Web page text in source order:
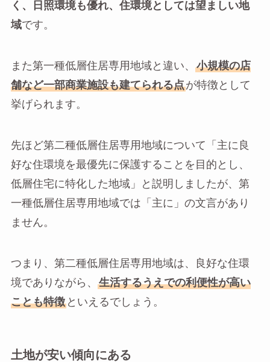
く、日照環境も優れ、住環境としては望ましい地
域です。
また第一種低層住居専用地域と違い、
小規模の店
舗など一部商業施設も建てられる点が特徴として
挙げられます。
先ほど第二種低層住居専用地域について「主に良
好な住環境を最優先に保護することを目的とし、
低層住宅に特化した地域」と説明しましたが、第
一種低層住居専用地域では「主に」の文言があり
ません。
つまり、第二種低層住居専用地域は、良好な住環
境でありながら、
生活するうえでの利便性が高い
ことも特徴といえるでしょう。
土地が安い傾向にある